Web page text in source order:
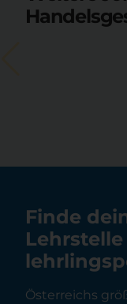
Finde
Österreichs